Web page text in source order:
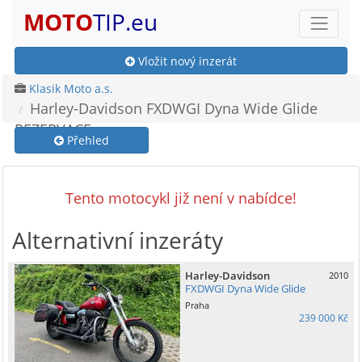
MOTOTIP.eu
Vložit nový inzerát
Klasik Moto a.s.
Harley-Davidson FXDWGI Dyna Wide Glide
REZERVACE
Přehled
Tento motocykl již není v nabídce!
Alternativní inzeráty
Harley-Davidson
FXDWGI Dyna Wide Glide
2010
Praha
239 000 Kč